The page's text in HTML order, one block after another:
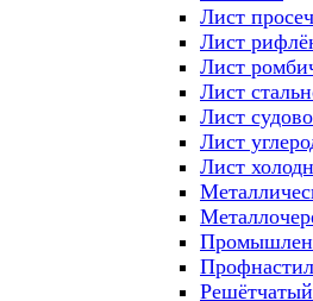
Лист
Лист
Лист
Лист
Лист
Лист
Лист
Профнастил